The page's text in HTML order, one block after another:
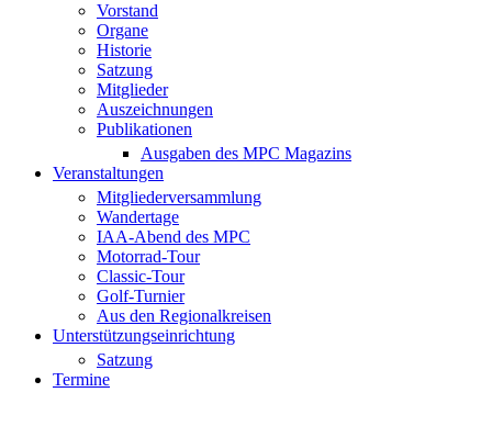
Vorstand
Organe
Historie
Satzung
Mitglieder
Auszeichnungen
Publikationen
Ausgaben des MPC Magazins
Veranstaltungen
Mitgliederversammlung
Wandertage
IAA-Abend des MPC
Motorrad-Tour
Classic-Tour
Golf-Turnier
Aus den Regionalkreisen
Unterstützungseinrichtung
Satzung
Termine